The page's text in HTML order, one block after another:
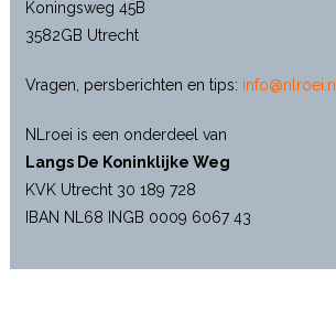
Koningsweg 45B
3582GB Utrecht
Vragen, persberichten en tips: info@nlroei.nl
NLroei is een onderdeel van
Langs De Koninklijke Weg
KVK Utrecht 30 189 728
IBAN NL68 INGB 0009 6067 43